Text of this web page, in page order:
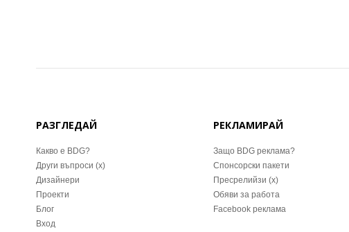
РАЗГЛЕДАЙ
Какво е BDG?
Други въпроси (x)
Дизайнери
Проекти
Блог
Вход
РЕКЛАМИРАЙ
Защо BDG реклама?
Спонсорски пакети
Пресрелийзи (x)
Обяви за работа
Facebook реклама